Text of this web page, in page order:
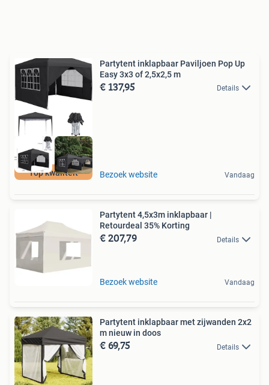
Top kwaliteit
Partytent inklapbaar Paviljoen Pop Up
Easy 3x3 of 2,5x2,5 m
€ 137,95 Details
Bezoek website Vandaag
Partytent 4,5x3m inklapbaar |
Retourdeal 35% Korting
€ 207,79 Details
Bezoek website Vandaag
Partytent inklapbaar met zijwanden 2x2
m nieuw in doos
€ 69,75 Details